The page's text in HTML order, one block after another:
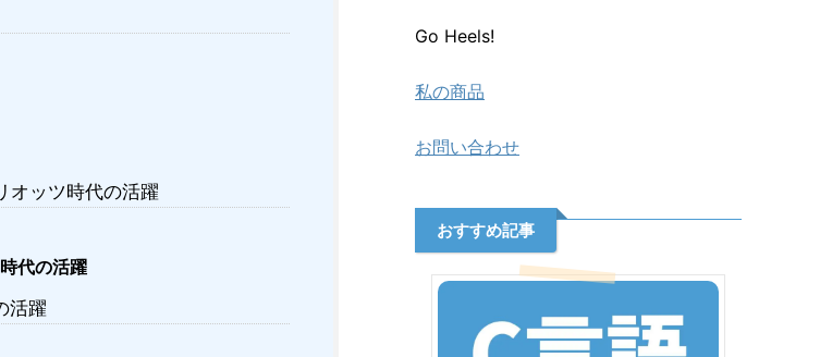
オッツ時代の活躍
代の活躍
活躍
Go Heels!
私の商品
お問い合わせ
おすすめ記事